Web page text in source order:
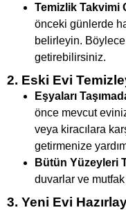
Temizlik Takvimi
önceki günlerde
belirleyin.
getirebilirsiniz.
2. Eski Evi
Eşyaları
önce mevcut
veya kiracılara
getirmenize
Bütün Yüzeyleri
duvarlar ve
3. Yeni Evi